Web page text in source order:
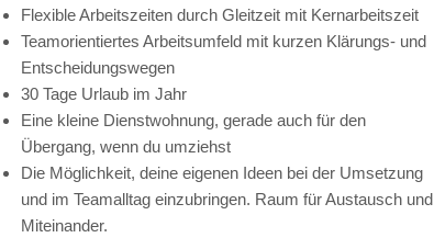
Flexible Arbeitszeiten durch Gleitzeit mit Kernarbeitszeit
Teamorientiertes Arbeitsumfeld mit kurzen Klärungs- und
Entscheidungswegen
30 Tage Urlaub im Jahr
Eine kleine Dienstwohnung, gerade auch für den
Übergang, wenn du umziehst
Die Möglichkeit, deine eigenen Ideen bei der Umsetzung
und im Teamalltag einzubringen. Raum für Austausch und
Miteinander.